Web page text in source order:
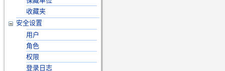
收藏夹
安全设置
用户
角色
权限
登录日志